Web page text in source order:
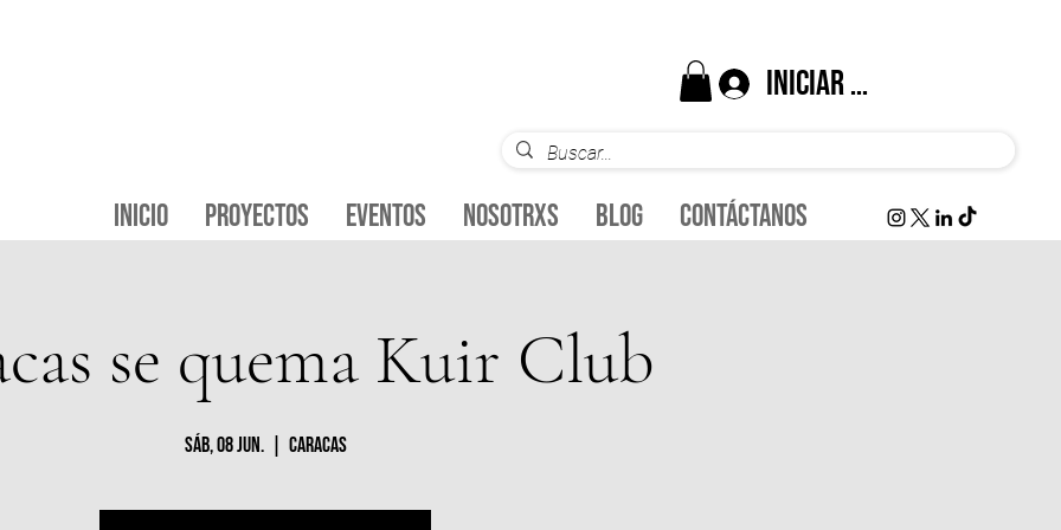
Inicio Proyectos Eventos Nosotrxs Blog Contáctanos
Iniciar sesión
se quema Kuir Club
sáb, 08 jun.
  |
Caracas